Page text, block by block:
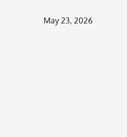
Posted
May 23, 2026